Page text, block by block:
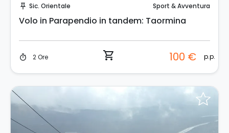
push_pin Sic. Orientale Sport & Avventura
Volo in Parapendio in tandem: Taormina
timer 2 Ore shopping_cart 100 € p.p.